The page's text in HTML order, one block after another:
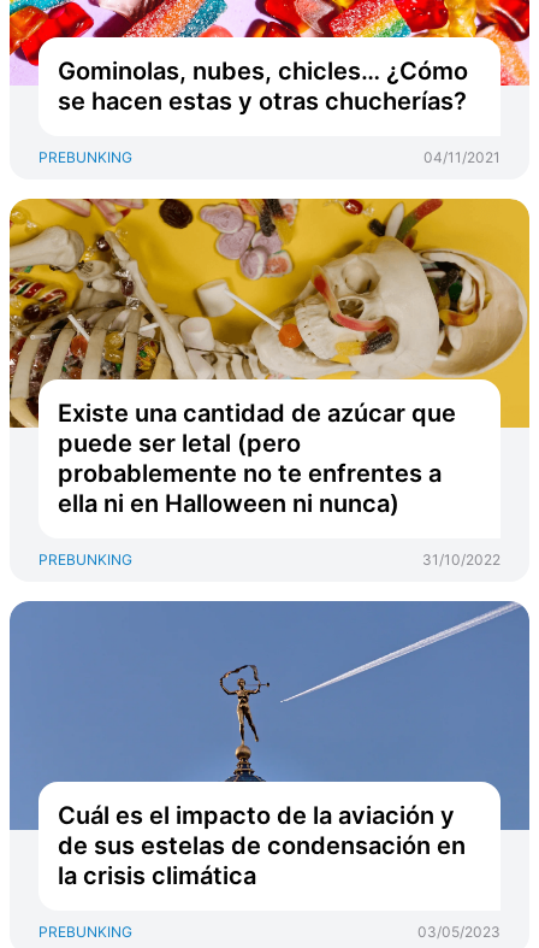
Gominolas, nubes, chicles… ¿Cómo
se hacen estas y otras chucherías?
PREBUNKING 04/11/2021
Existe una cantidad de azúcar que
puede ser letal (pero
probablemente no te enfrentes a
ella ni en Halloween ni nunca)
PREBUNKING 31/10/2022
Cuál es el impacto de la aviación y
de sus estelas de condensación en
la crisis climática
PREBUNKING 03/05/2023